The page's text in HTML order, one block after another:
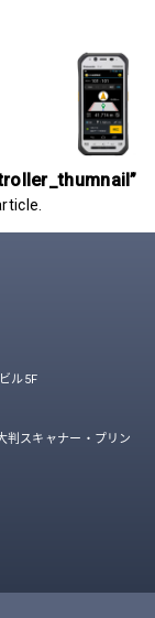
ル5F
判スキャナー・プリン